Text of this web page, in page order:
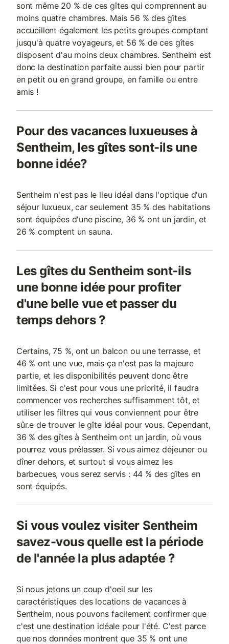
sont même 20 % de ces gîtes qui comprennent au
moins quatre chambres. Mais 56 % des gîtes
accueillent également les petits groupes comptant
jusqu'à quatre voyageurs, et 56 % de ces gîtes
disposent d'au moins deux chambres. Sentheim est
donc la destination parfaite aussi bien pour partir
en petit ou en grand groupe, en famille ou entre
amis !
Pour des vacances luxueuses à
Sentheim, les gîtes sont-ils une
bonne idée?
Sentheim n'est pas le lieu idéal dans l'optique d'un
séjour luxueux, car seulement 35 % des habitations
sont équipées d'une piscine, 36 % ont un jardin, et
26 % comptent un sauna.
Les gîtes du Sentheim sont-ils
une bonne idée pour profiter
d'une belle vue et passer du
temps dehors ?
Certains, 75 %, ont un balcon ou une terrasse, et
46 % ont une vue, mais ça n'est pas la majeure
partie, et les disponibilités peuvent donc être
limitées. Si c'est pour vous une priorité, il faudra
commencer vos recherches suffisamment tôt, et
utiliser les filtres qui vous conviennent pour être
sûr.e de trouver le gîte idéal pour vous. Cependant,
36 % des gîtes à Sentheim ont un jardin, où vous
pourrez vous prélasser. Si vous aimez déjeuner ou
dîner dehors, et surtout si vous aimez les
barbecues, vous serez servis : 44 % des gîtes en
sont équipés.
Si vous voulez visiter Sentheim
savez-vous quelle est la période
de l'année la plus adaptée ?
Si nous jetons un coup d'oeil sur les
caractéristiques des locations de vacances à
Sentheim, nous pouvons facilement confirmer que
c'est une destination idéale pour l'été. C'est parce
que nos données montrent que 35 % ont une